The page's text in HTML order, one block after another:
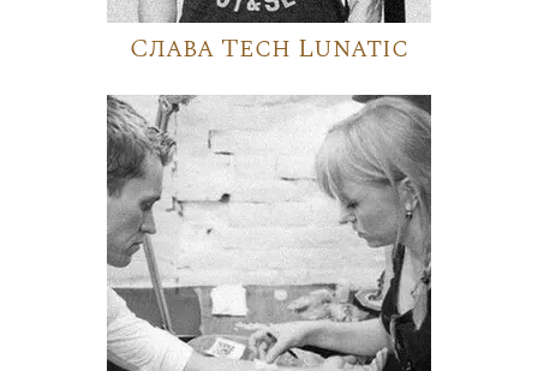
Слава Tech Lunatic